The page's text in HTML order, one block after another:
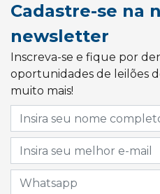
Cadastre-se na
newsletter
Inscreva-se e fique por
oportunidades de leilões
muito mais!